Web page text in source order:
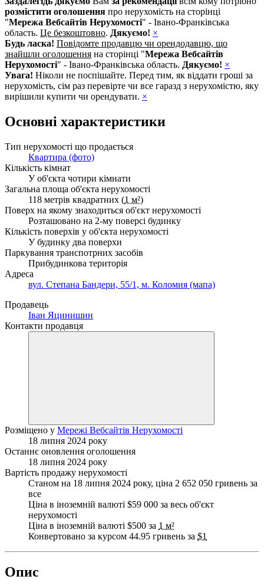
розмістити оголошення про нерухомість на сторінці
"Мережа Вебсайтів Нерухомості" - Івано-Франківська
область. Це безкоштовно. Дякуємо! ×
Будь ласка! Повідомте продавцю чи орендодавцю, що
знайшли оголошення на сторінці "Мережа Вебсайтів
Нерухомості" - Івано-Франківська область. Дякуємо! ×
Увага! Ніколи не поспішайте. Перед тим, як віддати гроші за
нерухомість, сім раз перевірте чи все гаразд з нерухомістю, яку
вирішили купити чи орендувати. ×
Основні характеристики
Тип нерухомості що продається
Квартира (фото)
Кількість кімнат
У об'єкта чотири кімнати
Загальна площа об'єкта нерухомості
118 метрів квадратних (1 м²)
Поверх на якому знаходиться об'єкт нерухомості
Розташовано на 2-му поверсі будинку
Кількість поверхів у об'єкта нерухомості
У будинку два поверхи
Паркування транспотрних засобів
Прибудинкова територія
Адреса
вул. Степана Бандери, 55/1, м. Коломия (мапа)
Продавець
Іван Яцинишин
Контакти продавця
Розміщено у Мережі Вебсайтів Нерухомості
18 липня 2024 року
Останнє оновлення оголошення
18 липня 2024 року
Вартість продажу нерухомості
Станом на 18 липня 2024 року, ціна 2 652 050 гривень за
все
Ціна в іноземній валюті $59 000 за весь об'єкт
нерухомості
Ціна в іноземній валюті $500 за 1 м²
Конвертовано за курсом 44.95 гривень за $1
Опис